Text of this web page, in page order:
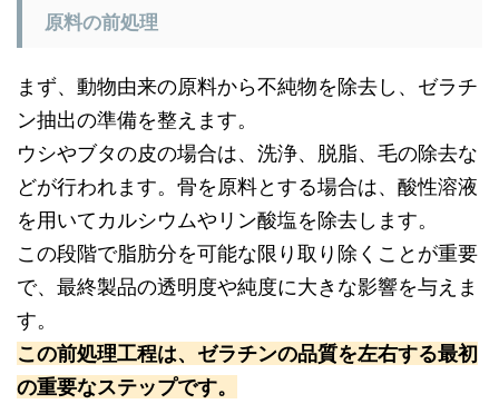
原料の前処理
まず、動物由来の原料から不純物を除去し、ゼラチ
ン抽出の準備を整えます。
ウシやブタの皮の場合は、洗浄、脱脂、毛の除去な
どが行われます。骨を原料とする場合は、酸性溶液
を用いてカルシウムやリン酸塩を除去します。
この段階で脂肪分を可能な限り取り除くことが重要
で、最終製品の透明度や純度に大きな影響を与えま
す。
この前処理工程は、ゼラチンの品質を左右する最初
の重要なステップです。